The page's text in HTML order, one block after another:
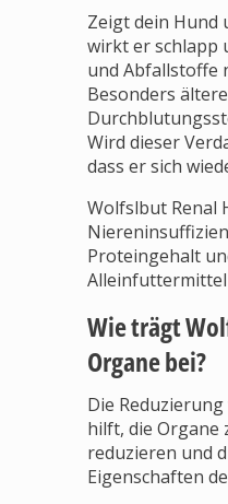
Zeigt dein Hund
wirkt er schlapp
und Abfallstoffe
Besonders
Wird dieser
dass er sich
Wolfslbut Renal
Proteingehalt
Alleinfuttermittel
Wie trägt
Organe bei?
Die
hilft, die Organe
reduzieren und
Eigenschaften